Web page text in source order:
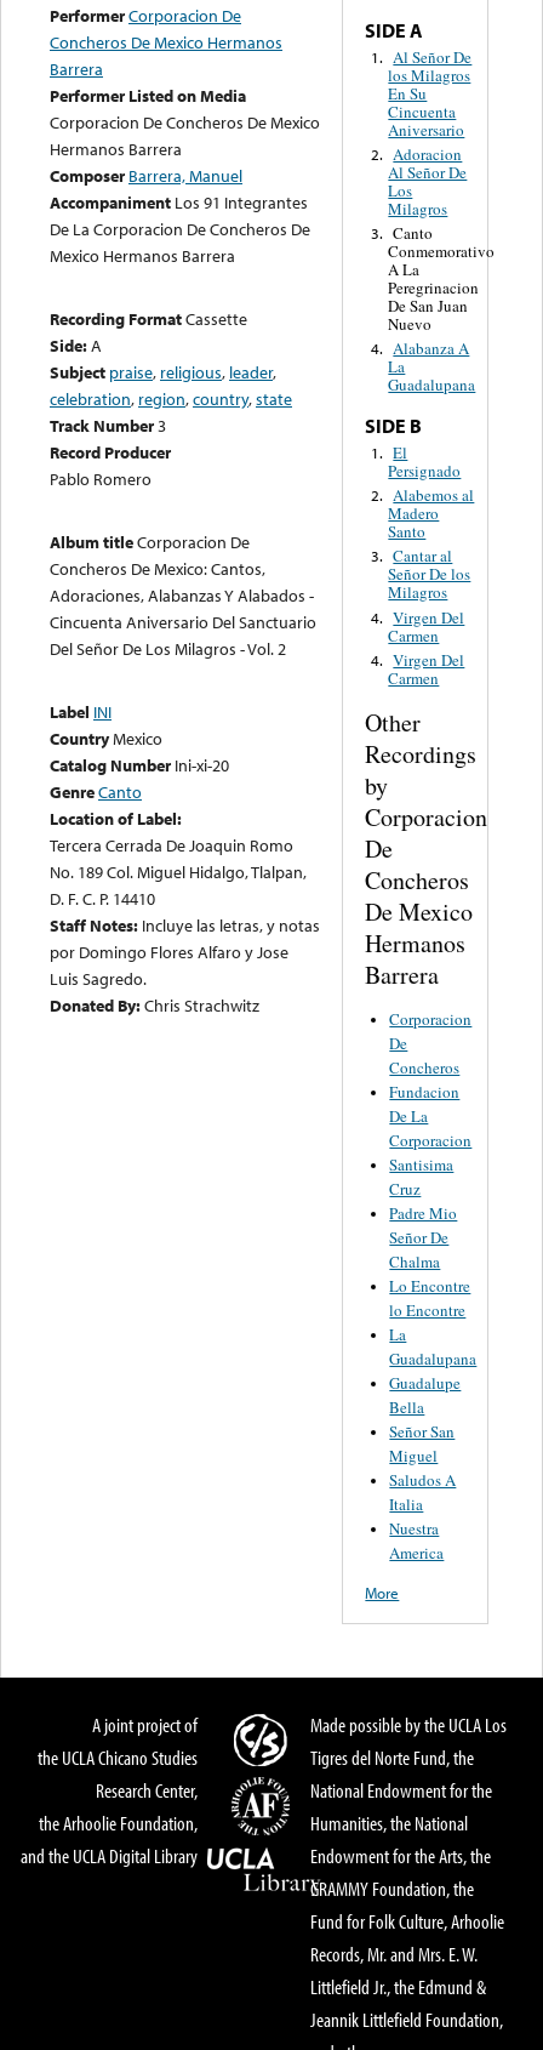
PerformerCorporacion De
Concheros De Mexico Hermanos
Barrera
Performer Listed on Media
Corporacion De Concheros De Mexico
Hermanos Barrera
Composer Barrera, Manuel
Accompaniment Los 91 Integrantes
De La Corporacion De Concheros De
Mexico Hermanos Barrera
Recording FormatCassette
Side:A
Subject praise, religious, leader,
celebration, region,country,state
Track Number3
Record Producer
Pablo Romero
Album titleCorporacion De
Concheros De Mexico: Cantos,
Adoraciones, Alabanzas Y Alabados -
Cincuenta Aniversario Del Sanctuario
Del Señor De Los Milagros - Vol. 2
Label INI
CountryMexico
Catalog Number Ini-xi-20
GenreCanto
Location of Label:
Tercera Cerrada De Joaquin Romo
No. 189 Col. Miguel Hidalgo, Tlalpan,
D. F. C. P. 14410
Staff Notes: Incluye las letras, y notas
por Domingo Flores Alfaro y Jose
Luis Sagredo.
Donated By:Chris Strachwitz
SIDE A
1. Al Señor De
los Milagros
En Su
Cincuenta
Aniversario
2. Adoracion
Al Señor De
Los
Milagros
3. Canto
Conmemorativo
A La
Peregrinacion
De San Juan
Nuevo
4. Alabanza A
La
Guadalupana
SIDE B
1. El
Persignado
2. Alabemos al
Madero
Santo
3. Cantar al
Señor De los
Milagros
4. Virgen Del
Carmen
4. Virgen Del
Carmen
Other
Recordings
by
Corporacion
De
Concheros
De Mexico
Hermanos
Barrera
Corporacion
De
Concheros
Fundacion
De La
Corporacion
Santisima
Cruz
Padre Mio
Señor De
Chalma
Lo Encontre
lo Encontre
La
Guadalupana
Guadalupe
Bella
Señor San
Miguel
Saludos A
Italia
Nuestra
America
More
A joint project of
the UCLA Chicano Studies
Research Center,
the Arhoolie Foundation,
and the UCLA Digital Library
Made possible by the UCLA Los
Tigres del Norte Fund, the
National Endowment for the
Humanities, the National
Endowment for the Arts, the
GRAMMY Foundation, the
Fund for Folk Culture, Arhoolie
Records, Mr. and Mrs. E. W.
Littlefield Jr., the Edmund &
Jeannik Littlefield Foundation,